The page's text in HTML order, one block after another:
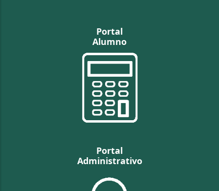
Portal
Alumno
Portal
Administrativo